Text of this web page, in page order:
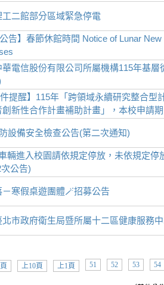
工二館部分區域緊急停電
公告】春節休館時間 Notice of Lunar
華電信股份有限公司所屬機構115年基
件提醒】115年「跨領域永續研究整合型
新性合作計畫補助計畫」，本校申請
設備安全檢查公告(第二次通知)
輛進入校園請依規定停放，未依規定停
公告)
－寒假桌遊團體🪄招募公告
北市政府衛生局暨所屬十二區健康服務
上10頁 上1頁 51 52 53 54